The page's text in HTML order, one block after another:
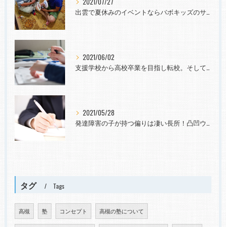
出雲で夏休みのイベントならバボキッズのサマースクールへ
2021/06/02
支援学校から高校卒業を目指し転校。そして社会へ。発達障害と診断されても~
2021/05/28
発達障害の子が持つ偏りは凄い長所！凸凹ウェルカム！向学意欲や力を育てたい
タグ Tags
高槻 塾 コンセプト 高槻の塾について